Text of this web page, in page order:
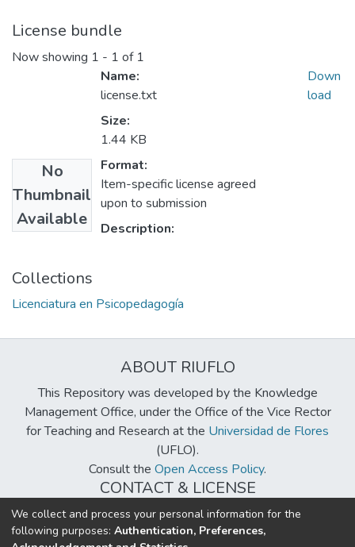
License bundle
Now showing 1 - 1 of 1
No
Thumbnail
Available
Name:
license.txt
Size:
1.44 KB
Format:
Item-specific license agreed
upon to submission
Description:
Down
load
Collections
Licenciatura en Psicopedagogía
ABOUT RIUFLO
This Repository was developed by the Knowledge
Management Office, under the Office of the Vice Rector
for Teaching and Research at the Universidad de Flores
(UFLO).
Consult the Open Access Policy.
CONTACT & LICENSE
biblioteca@uflouniversidad.edu.ar
Creative Commons LicenseBY-NC-ND 4.0
We collect and process your personal information for the
following purposes: Authentication, Preferences,